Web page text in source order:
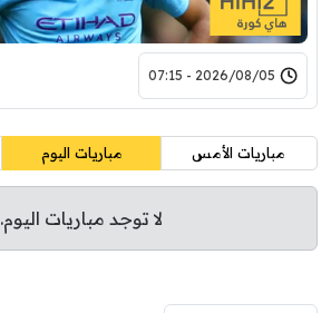
2026/08/05 - 07:15
مباريات الأمس مباريات اليوم
لا توجد مباريات اليوم.